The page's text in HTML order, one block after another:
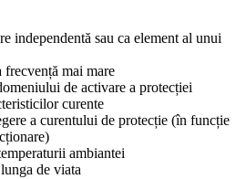
independentă sau ca element al unui
mai mare
de activare a protecției
curente
a curentului de protecție (în funcție
ambiantei
de viata